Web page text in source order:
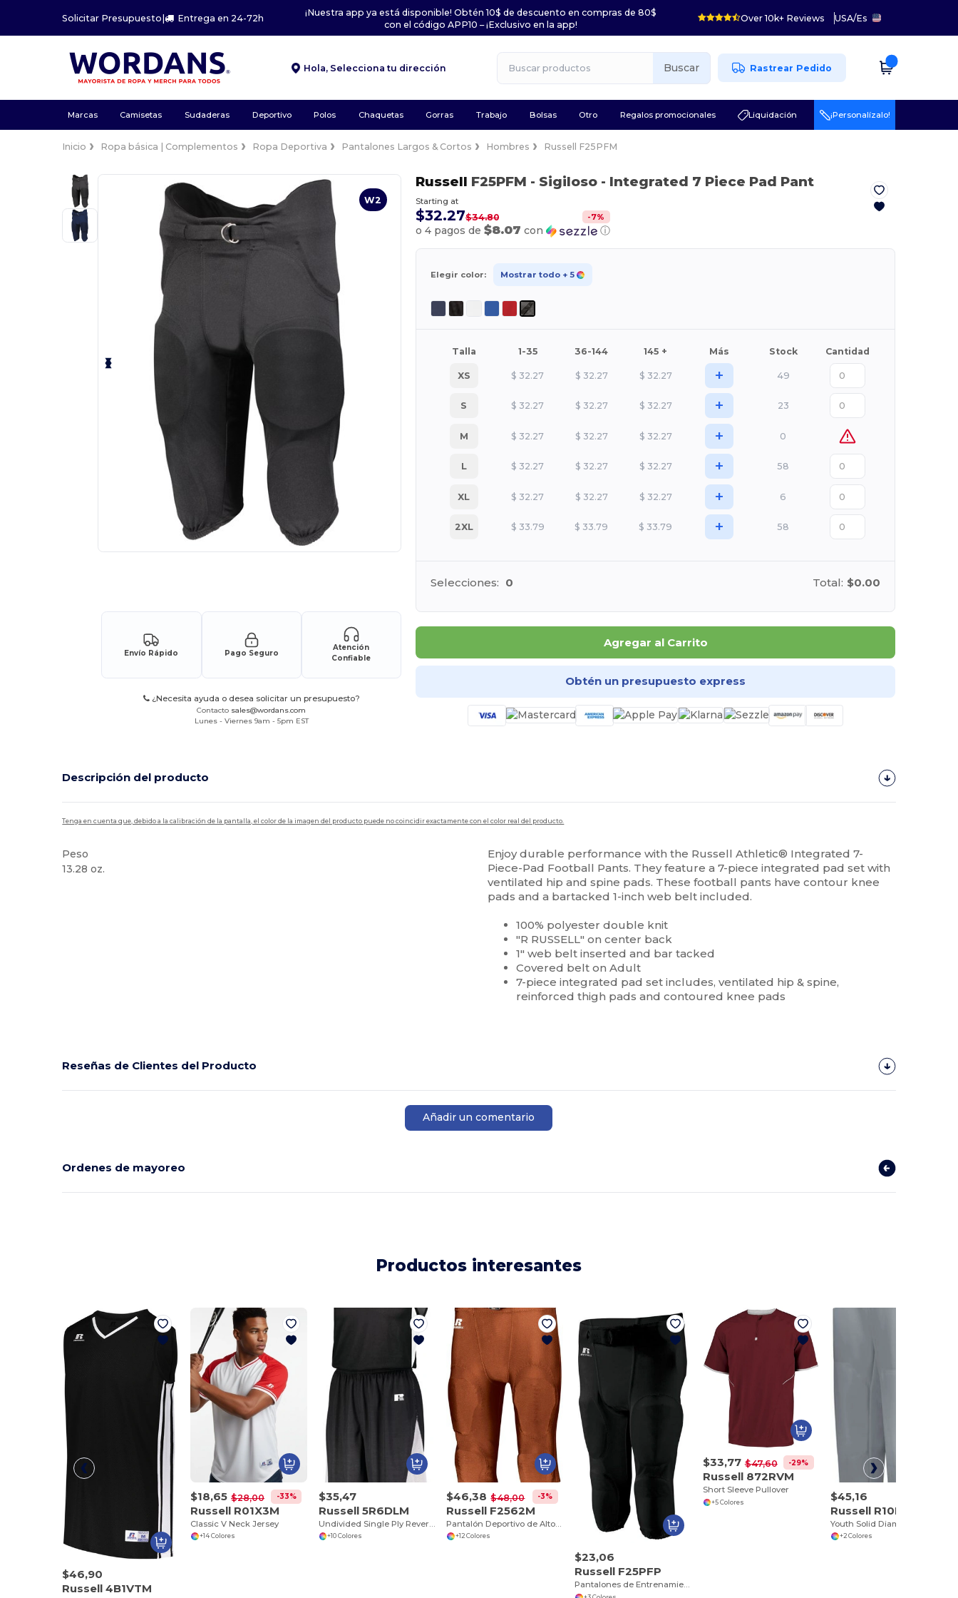
Solicitar Presupuesto| Entrega en 24-72h
¡Nuestra app ya está disponible! Obtén 10$ de descuento en compras de 80$
con el código APP10 – ¡Exclusivo en la app!
Over 10k+ Reviews USA/Es
Hola, Selecciona tu dirección Buscar Rastrear Pedido
Marcas Camisetas Sudaderas Deportivo Polos Chaquetas Gorras Trabajo Bolsas Otro Regalos promocionales Liquidación ¡Personalízalo!
Inicio Ropa básica | Complementos Ropa Deportiva Pantalones Largos & Cortos Hombres Russell F25PFM
W2
Envío Rápido Pago Seguro
Atención
Confiable
¿Necesita ayuda o desea solicitar un presupuesto?
Contacto sales@wordans.com
Lunes - Viernes 9am - 5pm EST
Russell F25PFM - Sigiloso- Integrated 7 Piece Pad Pant
Starting at
$32.27$34.80 -7%
o 4 pagos de $8.07 con ⓘ
Elegir color: Mostrar todo + 5
Talla 1-35 36-144 145 + Más Stock Cantidad
XS $ 32.27 $ 32.27 $ 32.27 + 49
S $ 32.27 $ 32.27 $ 32.27 + 23
M $ 32.27 $ 32.27 $ 32.27 + 0
L $ 32.27 $ 32.27 $ 32.27 + 58
XL $ 32.27 $ 32.27 $ 32.27 + 6
2XL $ 33.79 $ 33.79 $ 33.79 + 58
Selecciones: 0 Total: $0.00
Agregar al Carrito
Obtén un presupuesto express
Descripción del producto
Tenga en cuenta que, debido a la calibración de la pantalla, el color de la imagen del producto puede no coincidir exactamente con el color real del producto.
Peso
13.28 oz.
Enjoy durable performance with the Russell Athletic® Integrated 7-
Piece-Pad Football Pants. They feature a 7-piece integrated pad set with
ventilated hip and spine pads. These football pants have contour knee
pads and a bartacked 1-inch web belt included.
100% polyester double knit
"R RUSSELL" on center back
1" web belt inserted and bar tacked
Covered belt on Adult
7-piece integrated pad set includes, ventilated hip & spine,
reinforced thigh pads and contoured knee pads
Reseñas de Clientes del Producto
Añadir un comentario
Ordenes de mayoreo
Productos interesantes
$46,90
Russell 4B1VTM
$18,65 $28,00 -33%
Russell R01X3M
Classic V Neck Jersey
+14 Colores
$35,47
Russell 5R6DLM
Undivided Single Ply Reversible Shorts
+10 Colores
$46,38 $48,00 -3%
Russell F2562M
Pantalón Deportivo de Alto Rendimiento Russell
+12 Colores
$23,06
Russell F25PFP
Pantalones de Entrenamiento para Fútbol Americano
$33,77 $47,60 -29%
Russell 872RVM
Short Sleeve Pullover
+5 Colores
$45,16
Russell R10LGB
+2 Colores